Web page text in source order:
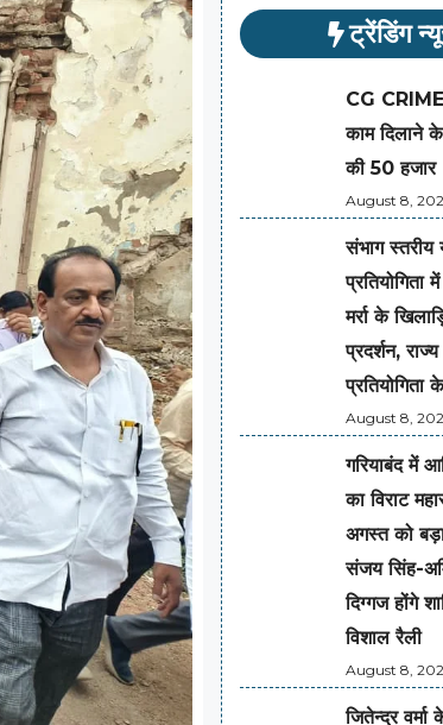
ट्रेंडिंग
CG
काम दिलाने
की 50 हजार
August 8,
संभाग स्तरीय
प्रतियोगिता
मर्रा के
प्रदर्शन,
प्रतियोगिता
August 8,
गरियाबंद में
का विराट
अगस्त को
संजय सिंह-
दिग्गज होंगे
विशाल रैली
August 8,
जितेन्द्र